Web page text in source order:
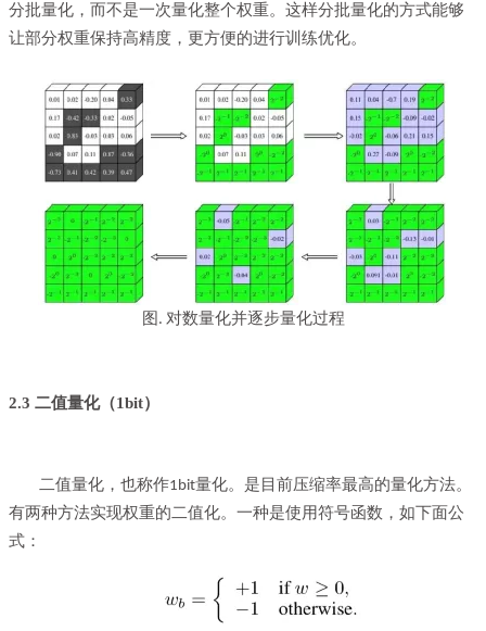
分批量化，而不是一次量化整个权重。这样分批量化的方式能够
让部分权重保持高精度，更方便的进行训练优化。
图 . 对数量化并逐步量化过程
2.3 二值量化（1bit）
二值量化，也称作1bit量化。是目前压缩率最高的量化方法。
有两种方法实现权重的二值化。一种是使用符号函数，如下面公
式：